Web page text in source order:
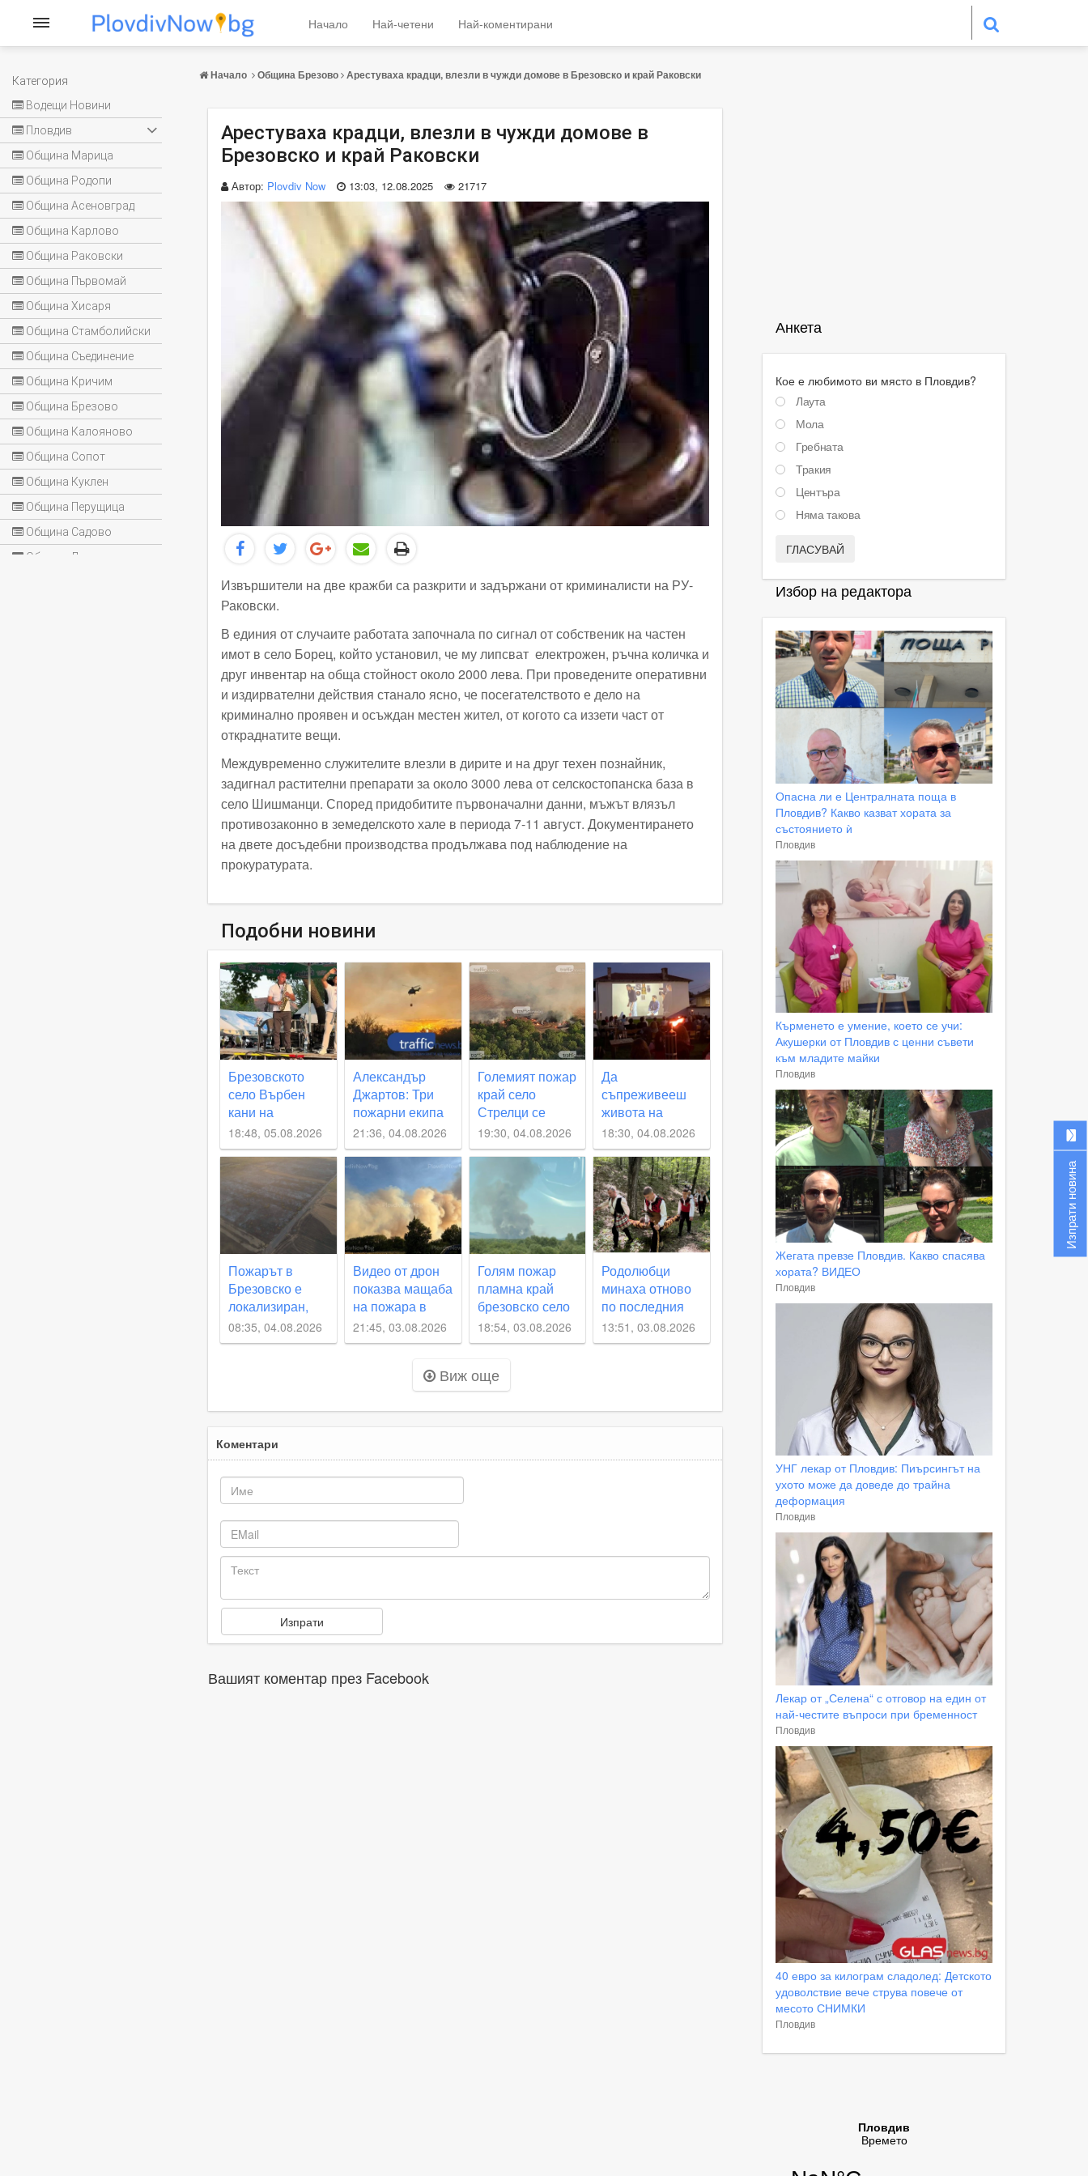
Категория
Водещи Новини
Пловдив
Община Марица
Община Родопи
Община Асеновград
Община Карлово
Община Раковски
Община Първомай
Община Хисаря
Община Стамболийски
Община Съединение
Община Кричим
Община Брезово
Община Калояново
Община Сопот
Община Куклен
Община Перущица
Община Садово
Община Лъки
Начало Най-четени Най-коментирани
Начало Община Брезово Арестуваха крадци, влезли в чужди домове в Брезовско и край Раковски
Арестуваха крадци, влезли в чужди домове в
Брезовско и край Раковски
Автор: Plovdiv Now 13:03, 12.08.2025 21717
Извършители на две кражби са разкрити и задържани от криминалисти на РУ-
Раковски.
В единия от случаите работата започнала по сигнал от собственик на частен
имот в село Борец, който установил, че му липсват електрожен, ръчна количка и
друг инвентар на обща стойност около 2000 лева. При проведените оперативни
и издирвателни действия станало ясно, че посегателството е дело на
криминално проявен и осъждан местен жител, от когото са иззети част от
откраднатите вещи.
Междувременно служителите влезли в дирите и на друг техен познайник,
задигнал растителни препарати за около 3000 лева от селскостопанска база в
село Шишманци. Според придобитите първоначални данни, мъжът влязъл
противозаконно в земеделското хале в периода 7-11 август. Документирането
на двете досъдебни производства продължава под наблюдение на
прокуратурата.
Подобни новини
Брезовското
село Върбен
кани на
традиционния
си събор
18:48, 05.08.2026
Александър
Джартов: Три
пожарни екипа
остават в село
Стрелци и през
нощта
21:36, 04.08.2026
Големият пожар
край село
Стрелци се
разгоря отново
19:30, 04.08.2026
Да
съпреживееш
живота на
Златю
Бояджиев е
истинско
преживяване:
„Кучето на
Златю“
развълнува
Брезово
18:30, 04.08.2026
Пожарът в
Брезовско е
локализиран,
огънят е
обхванал 2000
08:35, 04.08.2026
Видео от дрон
показва мащаба
на пожара в
Брезовско
21:45, 03.08.2026
Голям пожар
пламна край
брезовско село
18:54, 03.08.2026
Родолюбци
минаха отново
по последния
път на Хаджи
Димитър
13:51, 03.08.2026
Виж още
Коментари
Вашият коментар през Facebook
Анкета
Кое е любимото ви място в Пловдив?
Лаута
Мола
Гребната
Тракия
Центъра
Няма такова
ГЛАСУВАЙ
Избор на редактора
Опасна ли е Централната поща в
Пловдив? Какво казват хората за
състоянието ѝ
Пловдив
Кърменето е умение, което се учи:
Акушерки от Пловдив с ценни съвети
към младите майки
Пловдив
Жегата превзе Пловдив. Какво спасява
хората? ВИДЕО
Пловдив
УНГ лекар от Пловдив: Пиърсингът на
ухото може да доведе до трайна
деформация
Пловдив
Лекар от „Селена“ с отговор на един от
най-честите въпроси при бременност
Пловдив
40 евро за килограм сладолед: Детското
удоволствие вече струва повече от
месото СНИМКИ
Пловдив
Изпрати новина